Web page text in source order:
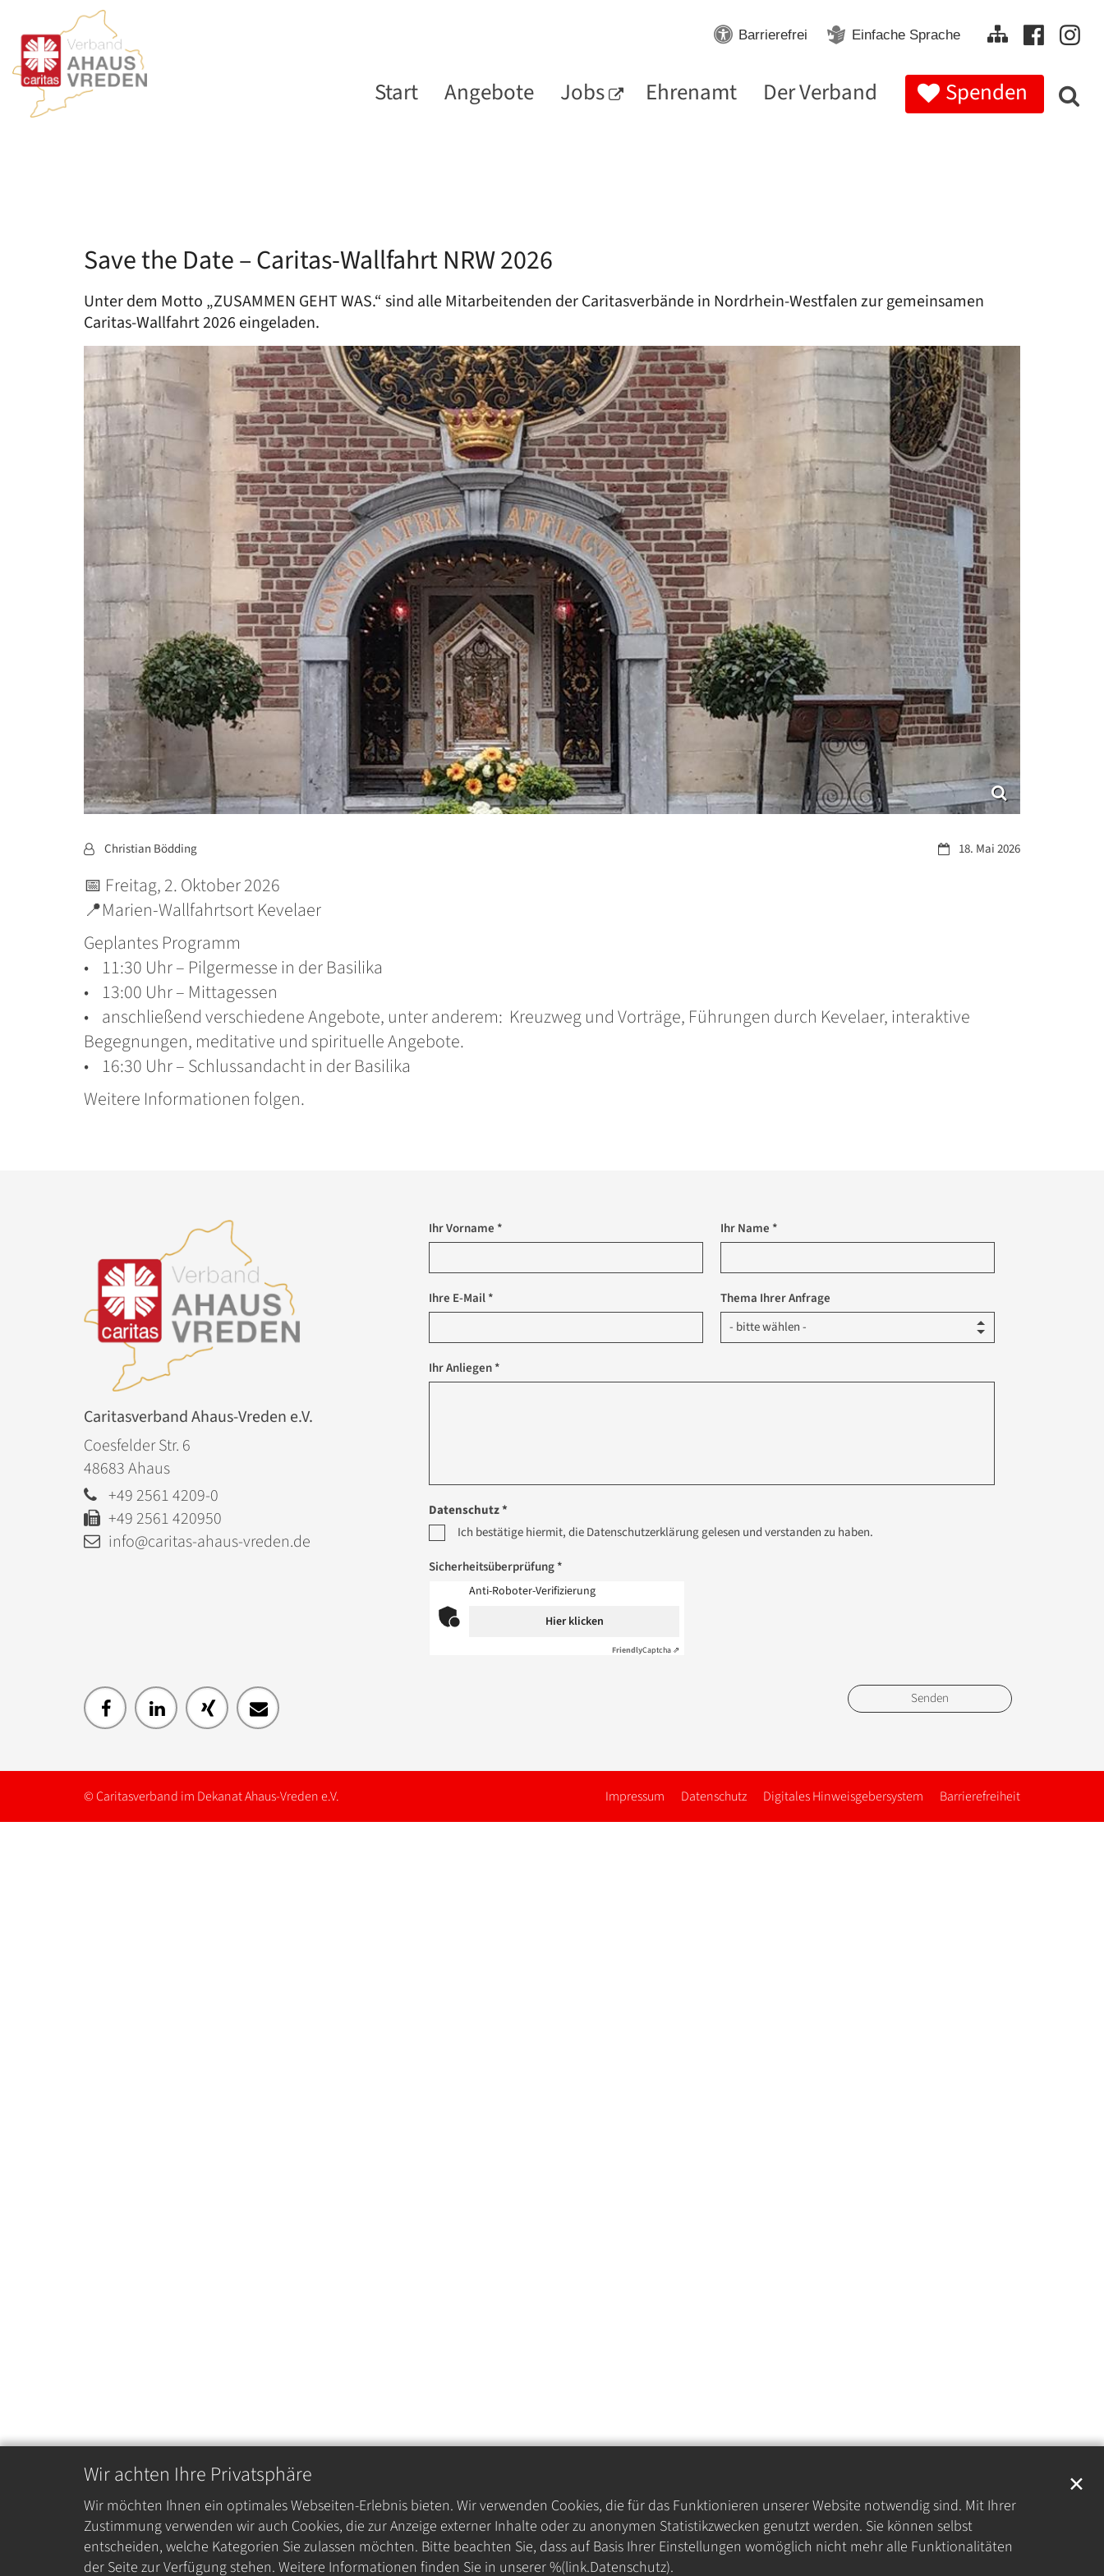
Wir achten Ihre Privatsphäre
Wir möchten Ihnen ein optimales Webseiten-Erlebnis bieten. Wir verwenden Cookies, die für das Funktionieren unserer Website notwendig sind. Mit Ihrer
Zustimmung verwenden wir auch Cookies, die zur Anzeige externer Inhalte oder zu anonymen Statistikzwecken genutzt werden. Sie können selbst
entscheiden, welche Kategorien Sie zulassen möchten. Bitte beachten Sie, dass auf Basis Ihrer Einstellungen womöglich nicht mehr alle Funktionalitäten
der Seite zur Verfügung stehen. Weitere Informationen finden Sie in unserer %(link.Datenschutz).
✕
Zum Inhalt springen
Start Angebote Jobs Ehrenamt Der Verband Spenden
Barrierefrei Einfache Sprache
Save the Date – Caritas-Wallfahrt NRW 2026
Unter dem Motto „ZUSAMMEN GEHT WAS.“ sind alle Mitarbeitenden der Caritasverbände in Nordrhein-Westfalen zur gemeinsamen
Caritas-Wallfahrt 2026 eingeladen.
Datum:18. Mai 2026
Von:Christian Bödding
📅 Freitag, 2. Oktober 2026
📍Marien-Wallfahrtsort Kevelaer
Geplantes Programm
• 11:30 Uhr – Pilgermesse in der Basilika
• 13:00 Uhr – Mittagessen
• anschließend verschiedene Angebote, unter anderem: Kreuzweg und Vorträge, Führungen durch Kevelaer, interaktive
Begegnungen, meditative und spirituelle Angebote.
• 16:30 Uhr – Schlussandacht in der Basilika
Weitere Informationen folgen.
Ihr Vorname * Ihr Name *
Ihre E-Mail * Thema Ihrer Anfrage
Ihr Anliegen *
Datenschutz *
Ich bestätige hiermit, die Datenschutzerklärung gelesen und verstanden zu haben.
Sicherheitsüberprüfung *
Anti-Roboter-Verifizierung
Hier klicken
FriendlyCaptcha ⇗
Caritasverband Ahaus-Vreden e.V.
Coesfelder Str. 6
48683Ahaus
+49 2561 4209-0
+49 2561 420950
info@caritas-ahaus-vreden.de
© Caritasverband im Dekanat Ahaus-Vreden e.V. Impressum Datenschutz Digitales Hinweisgebersystem Barrierefreiheit